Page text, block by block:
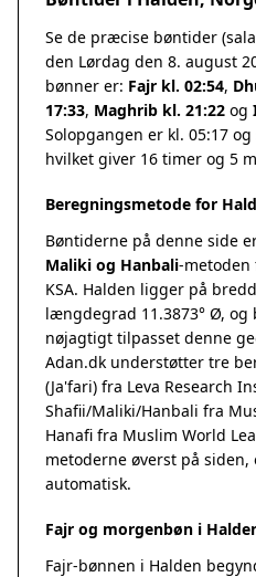
Se de præcise bøntider
den Lørdag den 8. august
bønner er: Fajr kl. 02:54,
17:33, Maghrib kl. 21:22 og
Solopgangen er kl. 05:17
hvilket giver 16 timer og 5
Beregningsmetode for
Bøntiderne på denne side
Maliki og Hanbali-metoden
KSA. Halden ligger på
længdegrad 11.3873° Ø,
nøjagtigt tilpasset denne
Adan.dk understøtter tre
(Ja'fari) fra Leva Research
Shafii/Maliki/Hanbali fra
Hanafi fra Muslim World
metoderne øverst på
automatisk.
Fajr og morgenbøn i
Fajr-bønnen i Halden